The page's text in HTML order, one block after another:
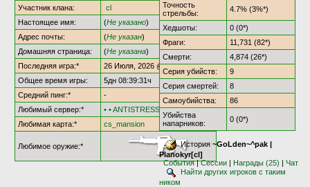
Участник клана:
cl
Настоящее имя:
(Не указано)
Адрес почты:
(Не указан)
Домашняя страница:
(Не указана)
Последняя игра:*
26 Июля, 2026 @ 10:47:27
Общее время игры:
5дн 08:39:31ч
Средний пинг:*
-
Любимый сервер:*
• • ANTISTRESS [†AS18†] • •
Любимая карта:*
cs_mansion
Любимое оружие:*
Точность
стрельбы:
4.7% (3%*)
Хедшоты:
0 (0*)
Фраги:
11,731 (82*)
Смерти:
4,874 (26*)
Серия убийств:
9
Серия смертей:
8
Самоубийства:
86
Убийства
напарников:
0 (0*)
История~GoLden~^pak |
Planokyr[cl]
События|Сессии | Награды (25) |Чат
Найти других игроков с таким
ником